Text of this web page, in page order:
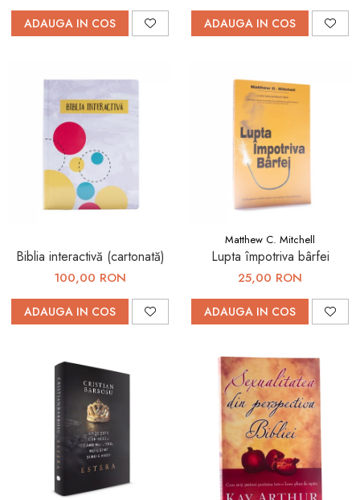
ADAUGA IN COS ADAUGA IN COS
Biblia interactivă (cartonată)
100,00 RON
ADAUGA IN COS
Matthew C. Mitchell
Lupta împotriva bârfei
25,00 RON
ADAUGA IN COS